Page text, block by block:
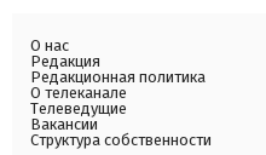
О нас
Редакция
Редакционная политика
О телеканале
Телеведущие
Вакансии
Структура собственности